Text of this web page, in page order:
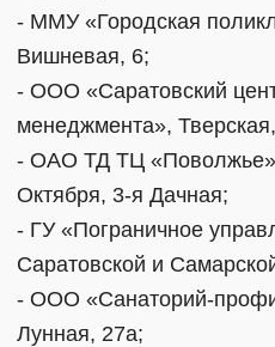
- ММУ «Городская
Вишневая, 6;
- ООО «Саратовский
менеджмента»,
- ОАО ТД ТЦ «Поволжье»,
Октября, 3-я Дачная;
- ГУ «Пограничное
Саратовской и
- ООО «Санаторий-
Лунная, 27а;